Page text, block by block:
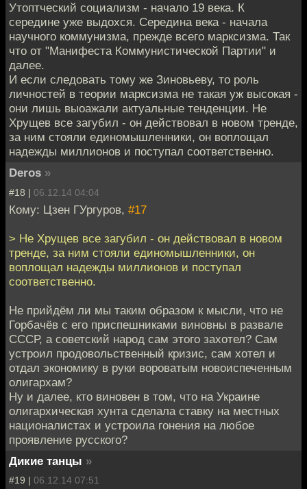
Утоптческий социализм - начало 19 века. К
середине уже выдохся. Середина века - начала
научного коммунизма, прежде всего марксизма. Так
что от "Манифеста Коммунистической Партии" и
далее.
И если следовать тому же Зиновьеву, то роль
личностей в теории марксизма не такая уж высокая -
они лишь выоажали актуальные тенденции. Не
Хрущев все загубил - он действовал в новом тренде,
за ним стояли единомышленники, он воплощал
надежды миллионов и поступал соответственно.
Deros »
#18 | 06.12.14 04:04
Кому: Цзен ГУргуров, #17
> Не Хрущев все загубил - он действовал в новом
тренде, за ним стояли единомышленники, он
воплощал надежды миллионов и поступал
соответственно.
Не прийдём ли мы таким образом к мысли, что не
Горбачёв с его приспешниками виновны в развале
СССР, а советский народ сам этого захотел? Сам
устроил продовольственный кризис, сам хотел и
отдал экономику в руки вороватым новоиспеченным
олигархам?
Ну и далее, кто виновен в том, что на Украине
олигархическая хунта сделала ставку на местных
националистах и устроила гонения на любое
проявление русского?
Дикие танцы »
#19 | 06.12.14 07:51